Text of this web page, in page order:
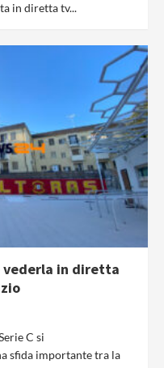
in diretta tv...
vederla in diretta
C si
sfida importante tra la